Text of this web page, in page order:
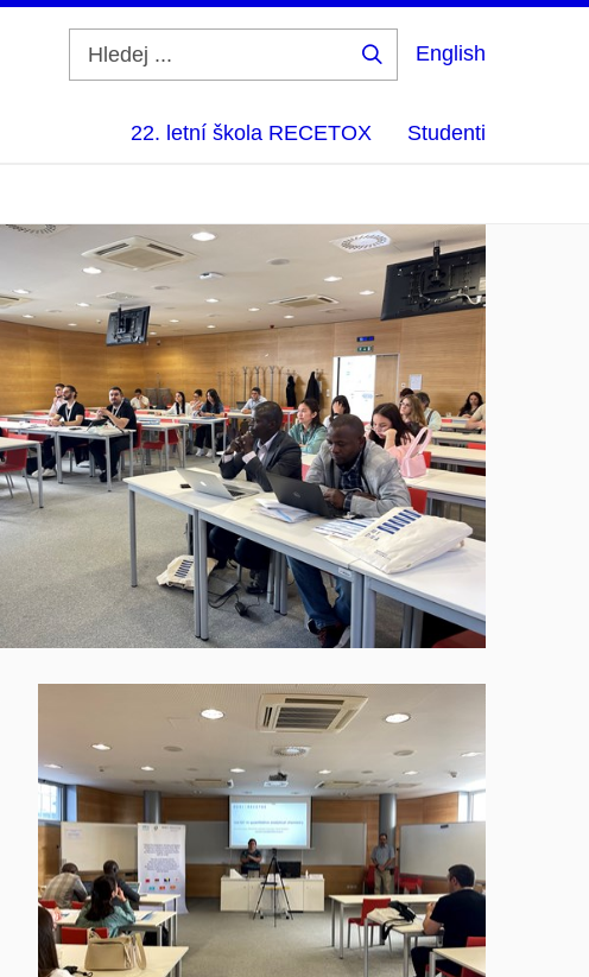
English
22. letní škola RECETOX Studenti